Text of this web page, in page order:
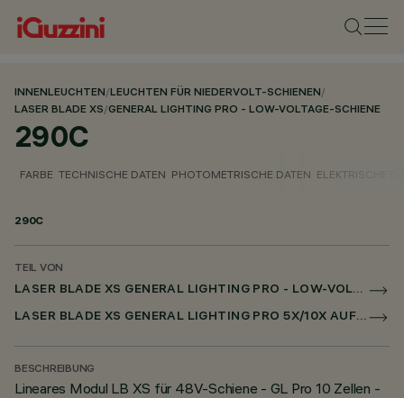
INNENLEUCHTEN/LEUCHTEN FÜR NIEDERVOLT-SCHIENEN/
LASER BLADE XS/GENERAL LIGHTING PRO - LOW-VOLTAGE-SCHIENE
290C
FARBE TECHNISCHE DATEN PHOTOMETRISCHE DATEN ELEKTRISCHE
290C
TEIL VON
LASER BLADE XS GENERAL LIGHTING PRO - LOW-VOLTAGE-SCHIENE
LASER BLADE XS GENERAL LIGHTING PRO 5X/10X AUF NIEDERSPANNUNGSSCHIENE DALI POWERLINE
BESCHREIBUNG
Lineares Modul LB XS für 48V-Schiene - GL Pro 10 Zellen -